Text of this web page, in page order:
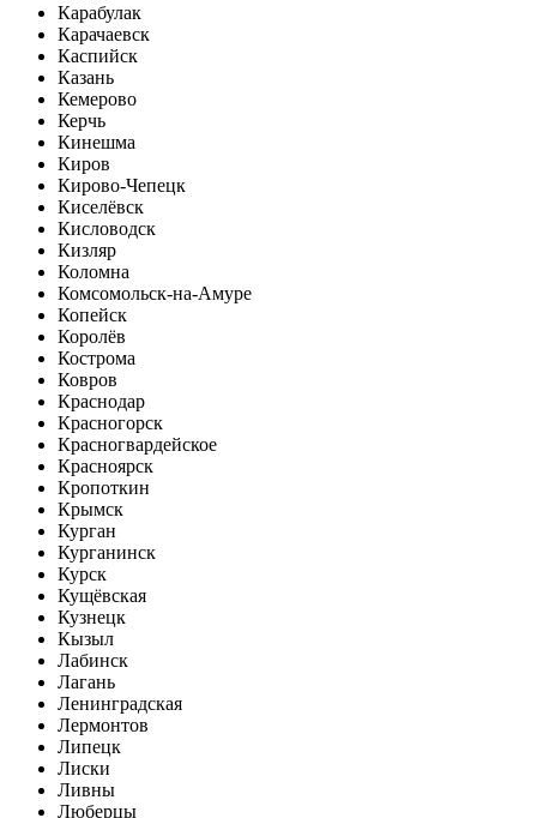
Карабулак
Карачаевск
Каспийск
Казань
Кемерово
Керчь
Кинешма
Киров
Кирово-Чепецк
Киселёвск
Кисловодск
Кизляр
Коломна
Комсомольск-на-Амуре
Копейск
Королёв
Кострома
Ковров
Краснодар
Красногорск
Красногвардейское
Красноярск
Кропоткин
Крымск
Курган
Курганинск
Курск
Кущёвская
Кузнецк
Кызыл
Лабинск
Лагань
Ленинградская
Лермонтов
Липецк
Лиски
Ливны
Люберцы